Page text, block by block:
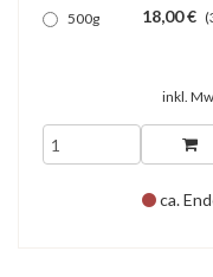
500g
18,00 €
inkl.
ca.